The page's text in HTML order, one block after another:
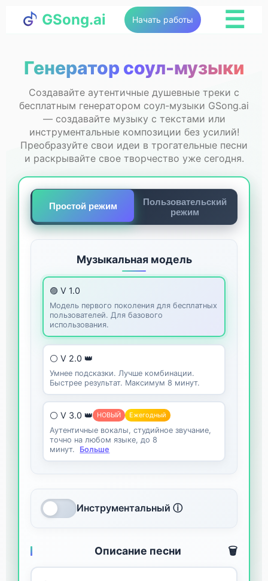
GSong.ai Начать работы ☰
Генератор соул-музыки
Создавайте аутентичные душевные треки с
бесплатным генератором соул-музыки GSong.ai
— создавайте музыку с текстами или
инструментальные композиции без усилий!
Преобразуйте свои идеи в трогательные песни
и раскрывайте свое творчество уже сегодня.
Простой режим
Пользовательский
режим
Музыкальная модель
🟣 V 1.0
Модель первого поколения для бесплатных
пользователей. Для базового
использования.
⚪ V 2.0 👑
Умнее подсказки. Лучше комбинации.
Быстрее результат. Максимум 8 минут.
⚪ V 3.0 👑 НОВЫЙ Ежегодный
Аутентичные вокалы, студийное звучание,
точно на любом языке, до 8
минут.
Больше
Инструментальный ⓘ
Описание песни 🗑️